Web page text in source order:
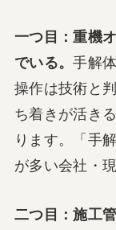
一つ目：重機
でいる。手解
操作は技術と
ち着きが活き
ります。「手
が多い会社・
二つ目：施工